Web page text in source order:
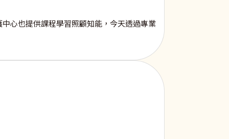
心也提供課程學習照顧知能，今天透過專業